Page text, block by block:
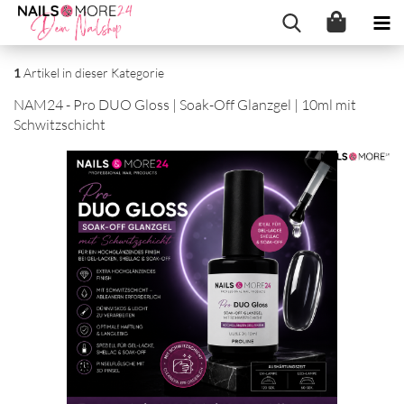
1Artikel in dieser Kategorie
NAM24 - Pro DUO Gloss | Soak-​Off Glanz­gel | 10ml mit
Schwitz­schicht